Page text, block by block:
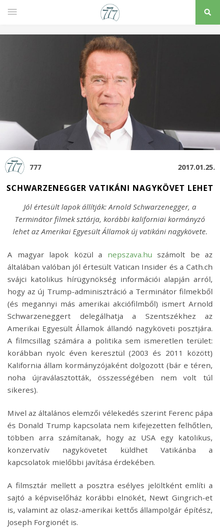
777 2017.01.25.
SCHWARZENEGGER VATIKÁNI NAGYKÖVET LEHET
Jól értesült lapok állítják: Arnold Schwarzenegger, a
Terminátor filmek sztárja, korábbi kaliforniai kormányzó
lehet az Amerikai Egyesült Államok új vatikáni nagykövete.
A magyar lapok közül a nepszava.hu számolt be az
általában valóban jól értesült Vatican Insider és a Cath.ch
svájci katolikus hírügynökség információi alapján arról,
hogy az új Trump-adminisztráció a Terminátor filmekből
(és megannyi más amerikai akciófilmből) ismert Arnold
Schwarzeneggert delegálhatja a Szentszékhez az
Amerikai Egyesült Államok állandó nagyköveti posztjára.
A filmcsillag számára a politika sem ismeretlen terület:
korábban nyolc éven keresztül (2003 és 2011 között)
Kalifornia állam kormányzójaként dolgozott (bár e téren,
noha újraválasztották, összességében nem volt túl
sikeres).
Mivel az általános elemzői vélekedés szerint Ferenc pápa
és Donald Trump kapcsolata nem kifejezetten felhőtlen,
többen arra számítanak, hogy az USA egy katolikus,
konzervatív nagykövetet küldhet Vatikánba a
kapcsolatok mielőbbi javítása érdekében.
A filmsztár mellett a posztra esélyes jelöltként említi a
sajtó a képviselőház korábbi elnökét, Newt Gingrich-et
is, valamint az olasz-amerikai kettős állampolgár építész,
Joseph Forgionét is.